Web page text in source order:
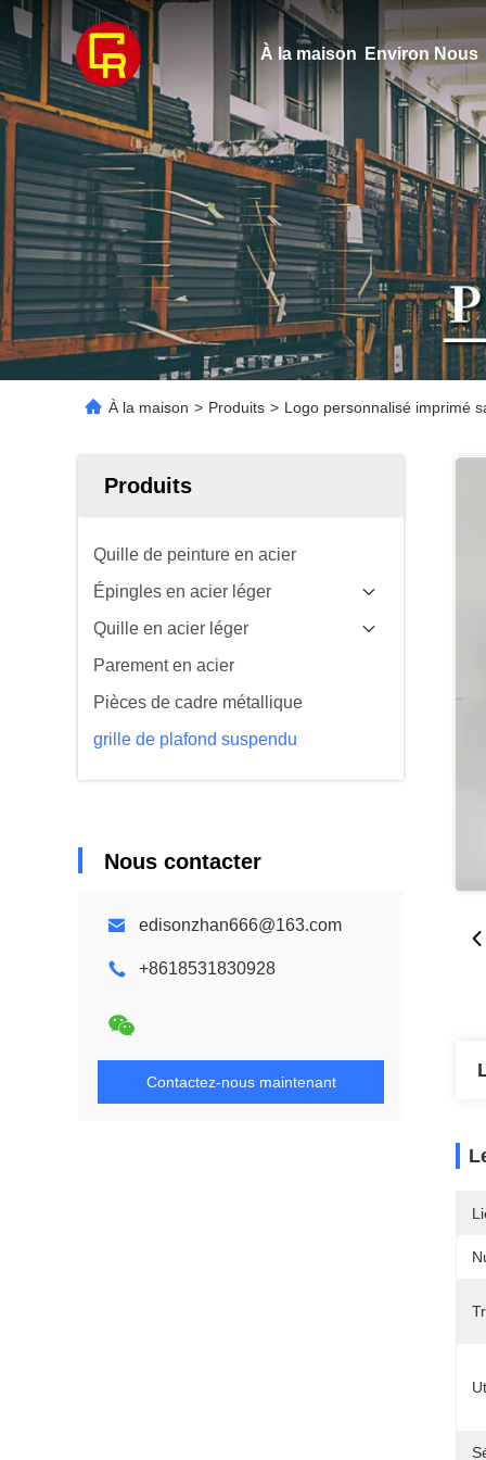
À la maison Environ Nous
À la maison > Produits > Logo personnalisé imprimé
Produits
Quille de peinture en acier
Épingles en acier léger
Quille en acier léger
Parement en acier
Pièces de cadre métallique
grille de plafond suspendu
Nous contacter
edisonzhan666@163.com
+8618531830928
Contactez-nous maintenant